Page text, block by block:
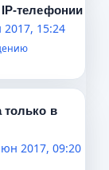
телефонии
15:24
только в
2017, 09:20